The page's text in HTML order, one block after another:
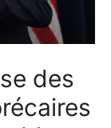
des